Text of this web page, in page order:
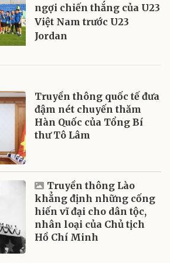
ngợi chiến thắng của U23
Việt Nam trước U23
Jordan
Truyền thông quốc tế đưa
đậm nét chuyến thăm
Hàn Quốc của Tổng Bí
thư Tô Lâm
Truyền thông Lào
khẳng định những cống
hiến vĩ đại cho dân tộc,
nhân loại của Chủ tịch
Hồ Chí Minh